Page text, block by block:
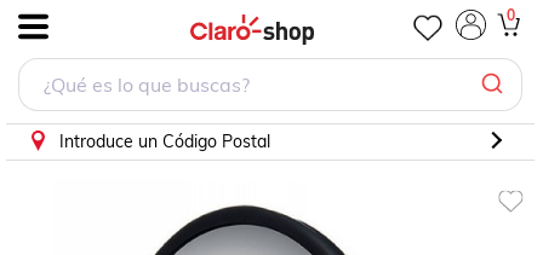
0
Introduce un Código Postal